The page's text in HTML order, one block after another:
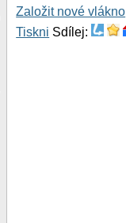
Založit nové vlákno
Tiskni Sdílej: